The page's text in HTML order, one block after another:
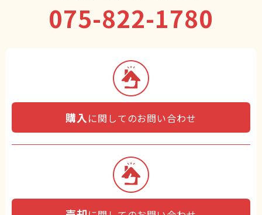
075-822-1780
購入 に関してのお問い合わせ